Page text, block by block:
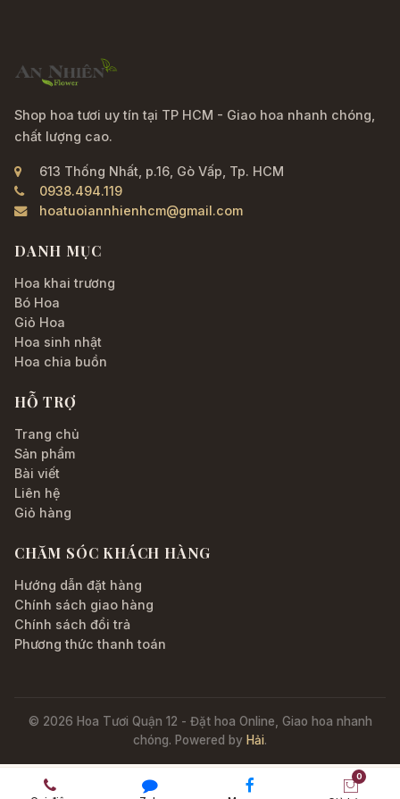
0
Shop hoa tươi uy tín tại TP HCM - Giao hoa nhanh chóng,
chất lượng cao.
613 Thống Nhất, p.16, Gò Vấp, Tp. HCM
0938.494.119
hoatuoiannhienhcm@gmail.com
DANH MỤC
Hoa khai trương
Bó Hoa
Giỏ Hoa
Hoa sinh nhật
Hoa chia buồn
HỖ TRỢ
Trang chủ
Sản phẩm
Bài viết
Liên hệ
Giỏ hàng
CHĂM SÓC KHÁCH HÀNG
Hướng dẫn đặt hàng
Chính sách giao hàng
Chính sách đổi trả
Phương thức thanh toán
© 2026 Hoa Tươi Quận 12 - Đặt hoa Online, Giao hoa nhanh
chóng. Powered by Hải.